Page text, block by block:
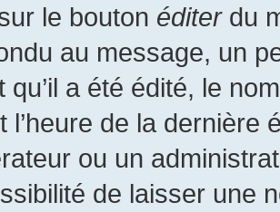
le bouton éditerdu
au message, un
qu’il a été édité, le
l’heure de la dernière
ou un
de laisser une